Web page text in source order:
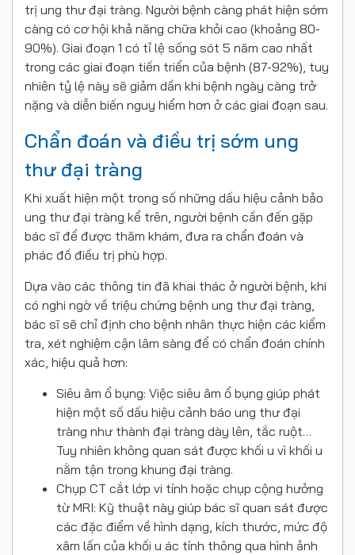
trị ung thư đại tràng. Người bệnh càng phát hiện sớm
càng có cơ hội khả năng chữa khỏi cao (khoảng 80-
90%). Giai đoạn 1 có tỉ lệ sống sót 5 năm cao nhất
trong các giai đoạn tiến triển của bệnh (87-92%), tuy
nhiên tỷ lệ này sẽ giảm dần khi bệnh ngày càng trở
nặng và diễn biến nguy hiểm hơn ở các giai đoạn sau.
Chẩn đoán và điều trị sớm ung
thư đại tràng
Khi xuất hiện một trong số những dấu hiệu cảnh bảo
ung thư đại tràng kể trên, người bệnh cần đến gặp
bác sĩ để được thăm khám, đưa ra chẩn đoán và
phác đồ điều trị phù hợp.
Dựa vào các thông tin đã khai thác ở người bệnh, khi
có nghi ngờ về triệu chứng bệnh ung thư đại tràng,
bác sĩ sẽ chỉ định cho bệnh nhân thực hiện các kiểm
tra, xét nghiệm cận lâm sàng để có chẩn đoán chính
xác, hiệu quả hơn:
Siêu âm ổ bụng: Việc siêu âm ổ bụng giúp phát
hiện một số dấu hiệu cảnh báo ung thư đại
tràng như thành đại tràng dày lên, tắc ruột…
Tuy nhiên không quan sát được khối u vì khối u
nằm tận trong khung đại tràng.
Chụp CT cắt lớp vi tính hoặc chụp cộng hưởng
từ MRI: Kỹ thuật này giúp bác sĩ quan sát được
các đặc điểm về hình dạng, kích thước, mức độ
xâm lấn của khối u ác tính thông qua hình ảnh